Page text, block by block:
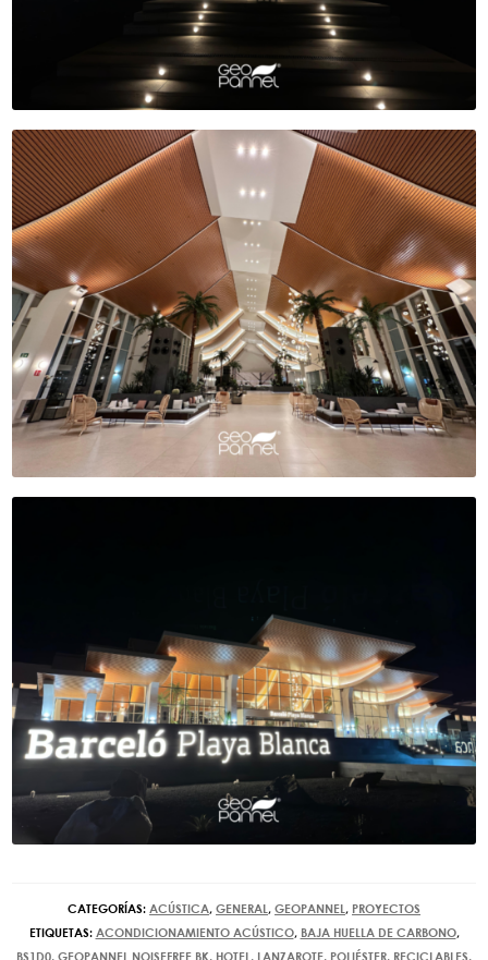
CONTACTO
CATEGORÍAS: ACÚSTICA, GENERAL , GEOPANNEL , PROYECTOS
ETIQUETAS: ACONDICIONAMIENTO ACÚSTICO, BAJA HUELLA DE CARBONO,
BS1D0, GEOPANNEL NOISEFREE BK, HOTEL , LANZAROTE, POLIÉSTER, RECICLABLES,